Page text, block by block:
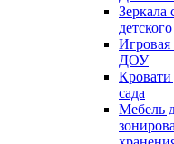
Зеркала
Игровая
ДОУ
Кровати
сада
Мебель